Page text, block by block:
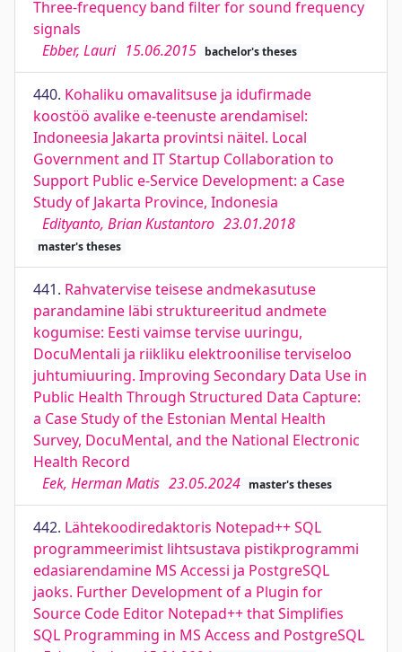
Three-frequency band filter for sound frequency
signals
Ebber, Lauri 15.06.2015 bachelor's theses
440. Kohaliku omavalitsuse ja idufirmade
koostöö avalike e-teenuste arendamisel:
Indoneesia Jakarta provintsi näitel. Local
Government and IT Startup Collaboration to
Support Public e-Service Development: a Case
Study of Jakarta Province, Indonesia
Edityanto, Brian Kustantoro 23.01.2018
master's theses
441. Rahvatervise teisese andmekasutuse
parandamine läbi struktureeritud andmete
kogumise: Eesti vaimse tervise uuringu,
DocuMentali ja riikliku elektroonilise terviseloo
juhtumiuuring. Improving Secondary Data Use in
Public Health Through Structured Data Capture:
a Case Study of the Estonian Mental Health
Survey, DocuMental, and the National Electronic
Health Record
Eek, Herman Matis 23.05.2024 master's theses
442. Lähtekoodiredaktoris Notepad++ SQL
programmeerimist lihtsustava pistikprogrammi
edasiarendamine MS Accessi ja PostgreSQL
jaoks. Further Development of a Plugin for
Source Code Editor Notepad++ that Simplifies
SQL Programming in MS Access and PostgreSQL